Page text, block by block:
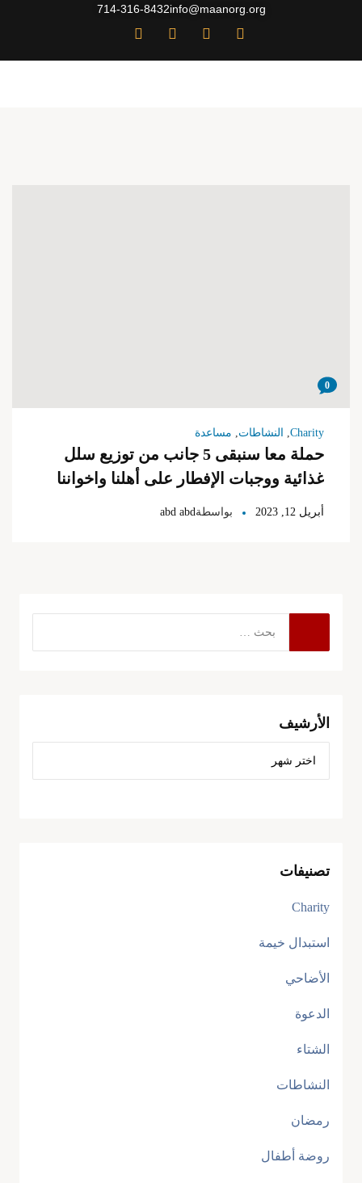
info@maanorg.org
714-316-8432
0
Charity النشاطات مساعدة
حملة معا سنبقى 5 جانب من توزيع سلل
غذائية ووجبات الإفطار على أهلنا واخواننا
في مخيم معاً
أبريل 12, 2023 بواسطة abd abd
الأرشيف
تصنيفات
Charity
استبدال خيمة
الأضاحي
الدعوة
الشتاء
النشاطات
رمضان
روضة أطفال